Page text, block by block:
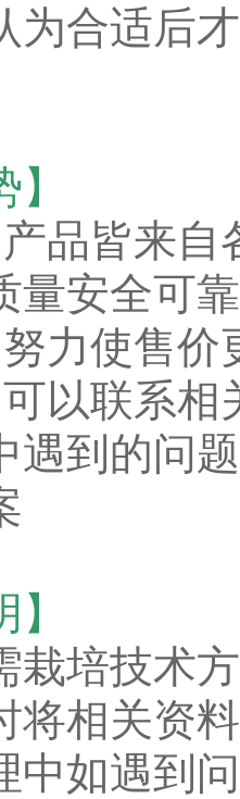
为合适后
品皆来自
量安全可靠
力使售
以联系
遇到的问
】
栽培技术
将相关资
中如遇到